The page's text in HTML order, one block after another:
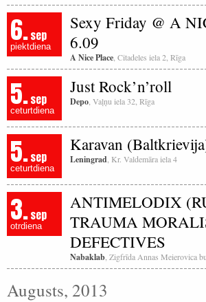
6.sep
piektdiena
Sexy Friday @ A
6.09
A Nice Place , Citadeles iela 2, Rīga
5.sep
ceturtdiena
Just Rock’n’roll
Depo , Vaļņu iela 32, Rīga
5.sep
ceturtdiena
Karavan
Leningrad , Kr. Valdemāra iela 4
3.sep
otrdiena
ANTIMELODIX
TRAUMA
DEFECTIVES
Nabaklab , Zigfrīda Annas Meierovica
Augusts, 2013